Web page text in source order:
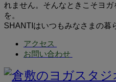
れません。そんなときこそヨ
を。
SHANTIはいつもみなさまの暮
アクセス
お問い合わせ